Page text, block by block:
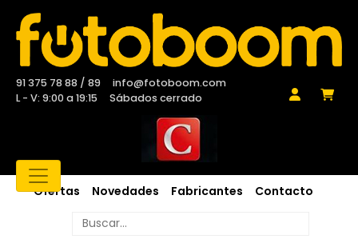
91 375 78 88 / 89
info@fotoboom.com
L - V: 9:00 a 19:15
Sábados cerrado
Ofertas Novedades Fabricantes Contacto